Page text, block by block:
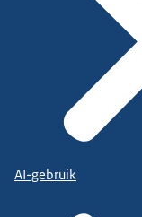
AI-gebruik